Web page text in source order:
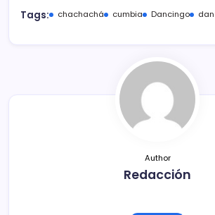
c ittai m
ar
tir
Tags: chachachá cumbia Dancingo
Author
Redacción